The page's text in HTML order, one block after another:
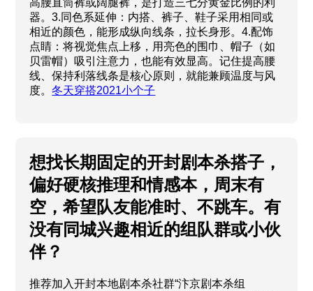
高腰直筒裤或阔腿裤，是打造三七分黄金比例的利
器。3.同色系延伸：内搭、裤子、鞋子采用相同或
相近的颜色，能形成纵向线条，拉长身形。4.配饰
点睛：将视觉焦点上移，用亮色的围巾、帽子（如
贝雷帽）吸引注意力，也能有效显高。记住提高腰
线、保持利落线条是核心原则，就能兼顾温度与风
度。冬天穿搭2021小个子
想找长期固定的开封剧本杀搭子，
偏好硬核推理和情感本，周末有
空，希望队友能准时、不跳车。有
没有同城兴趣相近的组队群或小伙
伴？
推荐加入开封本地剧本杀社群“汴京剧本杀组